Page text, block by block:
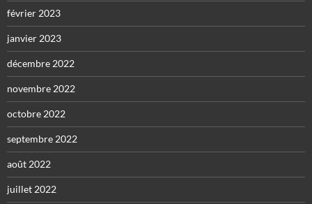
février 2023
janvier 2023
décembre 2022
novembre 2022
octobre 2022
septembre 2022
août 2022
juillet 2022